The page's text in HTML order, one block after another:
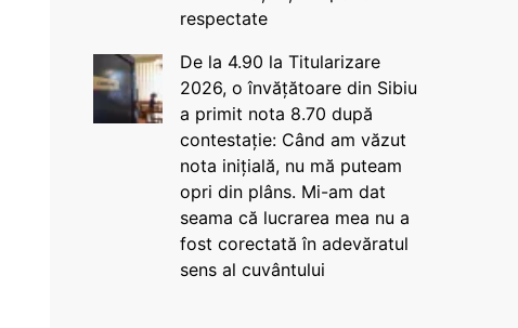
respectate
De la 4.90 la Titularizare
2026, o învățătoare din Sibiu
a primit nota 8.70 după
contestație: Când am văzut
nota inițială, nu mă puteam
opri din plâns. Mi-am dat
seama că lucrarea mea nu a
fost corectată în adevăratul
sens al cuvântului